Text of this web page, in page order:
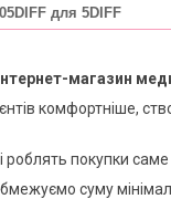
для 5DIFF
магазин
комфортніше,
покупки саме
суму